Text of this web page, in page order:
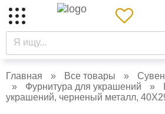
Главная » Все товары »
»
Фурнитура для украшений »
украшений, черненый металл,